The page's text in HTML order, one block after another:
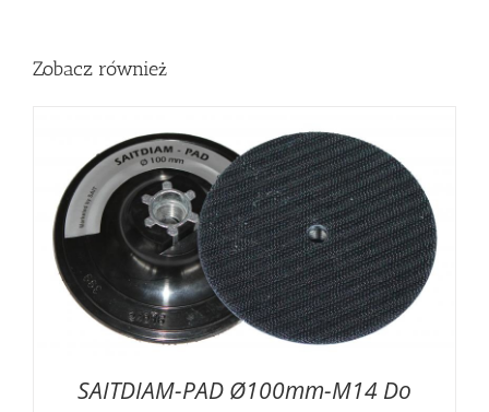
Zobacz również
SAITDIAM-PAD Ø100mm-M14 Do